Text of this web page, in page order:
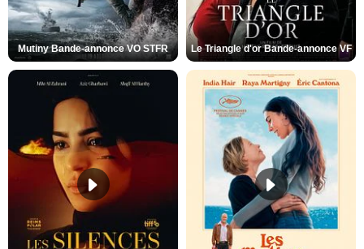
Mutiny Bande-annonce VO STFR Le Triangle d'or Bande-annonce VF